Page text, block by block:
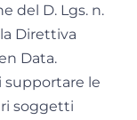
del D. Lgs. n.
Direttiva
Data.
supportare le
soggetti